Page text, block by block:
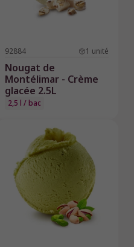
92884 1 unité
Nougat de
Montélimar - Crème
glacée 2.5L
2,5 l / bac